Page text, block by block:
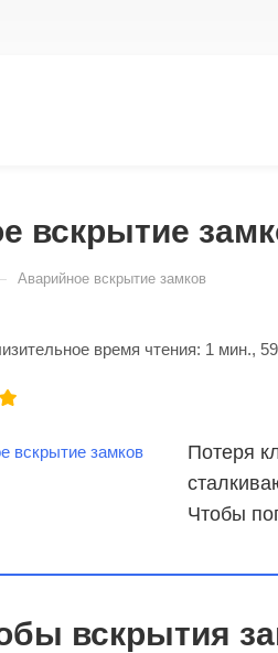
вскрытие
Аварийное вскрытие замков
время чтения: 1 мин.,
Потеря
Чтобы
вскрытия